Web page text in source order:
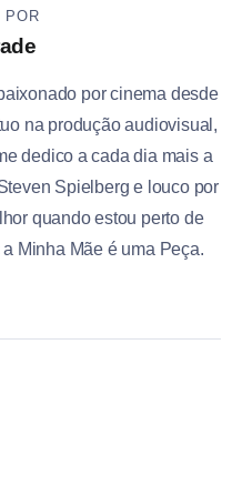
POR
por cinema desde
na produção audiovisual,
dedico a cada dia mais a
Spielberg e louco por
quando estou perto de
Minha Mãe é uma Peça.